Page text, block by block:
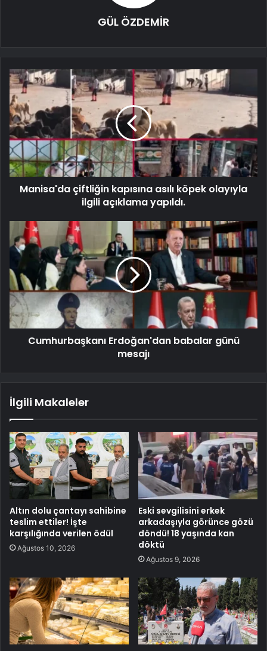
GÜL ÖZDEMİR
Manisa'da çiftliğin kapısına asılı köpek olayıyla
ilgili açıklama yapıldı.
Cumhurbaşkanı Erdoğan'dan babalar günü
mesajı
İlgili Makaleler
Altın dolu çantayı sahibine
teslim ettiler! İşte
karşılığında verilen ödül
Ağustos 10, 2026
Eski sevgilisini erkek
arkadaşıyla görünce gözü
döndü! 18 yaşında kan
döktü
Ağustos 9, 2026